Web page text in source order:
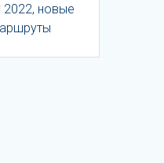
2022, новые